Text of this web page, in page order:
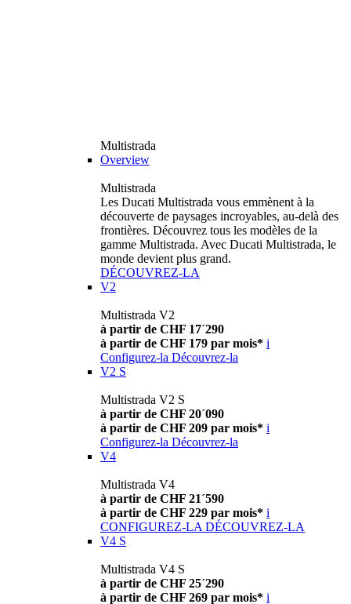
Multistrada
Overview
Multistrada
Les Ducati Multistrada vous emmènent à la
découverte de paysages incroyables, au-delà des
frontières. Découvrez tous les modèles de la
gamme Multistrada. Avec Ducati Multistrada, le
monde devient plus grand.
DÉCOUVREZ-LA
V2
Multistrada V2
à partir de CHF 17´290
à partir de CHF 179 par mois* i
Configurez-la Découvrez-la
V2 S
Multistrada V2 S
à partir de CHF 20´090
à partir de CHF 209 par mois* i
Configurez-la Découvrez-la
V4
Multistrada V4
à partir de CHF 21´590
à partir de CHF 229 par mois* i
CONFIGUREZ-LA DÉCOUVREZ-LA
V4 S
Multistrada V4 S
à partir de CHF 25´290
à partir de CHF 269 par mois* i